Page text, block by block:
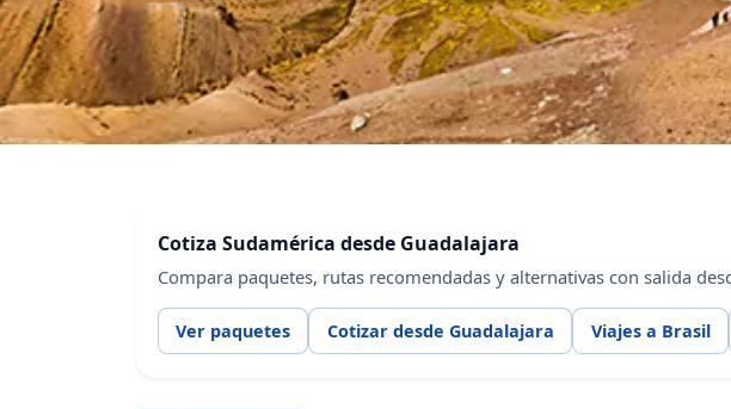
Cotiza Sudamérica desde Guadalajara
Compara paquetes, rutas recomendadas y alternativas con salida
Ver paquetes Cotizar desde Guadalajara Viajes a Brasil